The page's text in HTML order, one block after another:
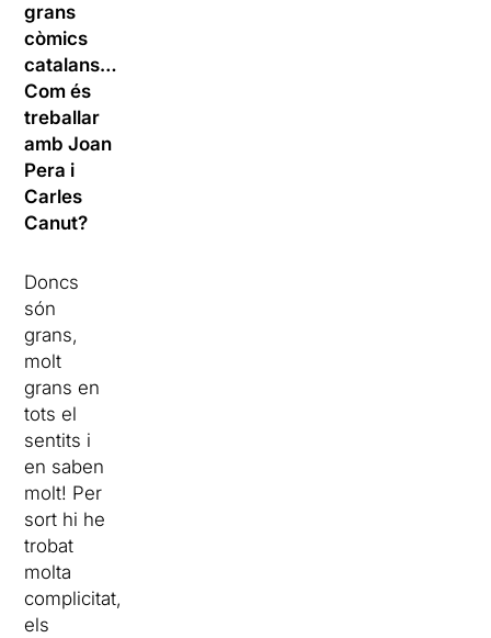
grans
còmics
catalans…
Com és
treballar
amb Joan
Pera i
Carles
Canut?
Doncs
són
grans,
molt
grans en
tots el
sentits i
en saben
molt! Per
sort hi he
trobat
molta
complicitat,
els